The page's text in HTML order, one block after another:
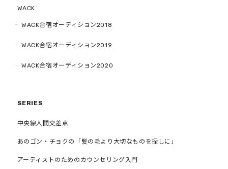
WACK
WACK合宿オーディション2018
WACK合宿オーディション2019
WACK合宿オーディション2020
SERIES
中央線人間交差点
あのゴン・チョクの「髪の毛より大切なものを探しに」
アーティストのためのカウンセリング入門